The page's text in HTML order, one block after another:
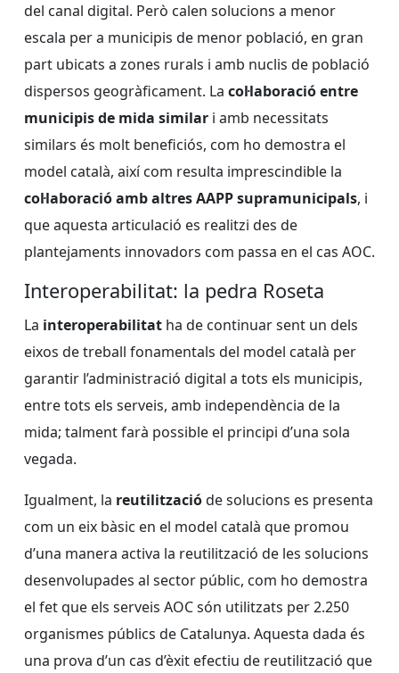
del canal digital. Però calen solucions a menor
escala per a municipis de menor població, en gran
part ubicats a zones rurals i amb nuclis de població
dispersos geogràficament. La col·laboració entre
municipis de mida similar i amb necessitats
similars és molt beneficiós, com ho demostra el
model català, així com resulta imprescindible la
col·laboració amb altres AAPP supramunicipals, i
que aquesta articulació es realitzi des de
plantejaments innovadors com passa en el cas AOC.
Interoperabilitat: la pedra Roseta
La interoperabilitat ha de continuar sent un dels
eixos de treball fonamentals del model català per
garantir l’administració digital a tots els municipis,
entre tots els serveis, amb independència de la
mida; talment farà possible el principi d’una sola
vegada.
Igualment, la reutilitzacióde solucions es presenta
com un eix bàsic en el model català que promou
d’una manera activa la reutilització de les solucions
desenvolupades al sector públic, com ho demostra
el fet que els serveis AOC són utilitzats per 2.250
organismes públics de Catalunya. Aquesta dada és
una prova d’un cas d’èxit efectiu de reutilització que